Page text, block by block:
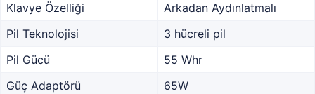
Klavye Özelliği
Arkadan Aydınlatmalı
Pil Teknolojisi
3 hücreli pil
Pil Gücü
55 Whr
Güç Adaptörü
65W